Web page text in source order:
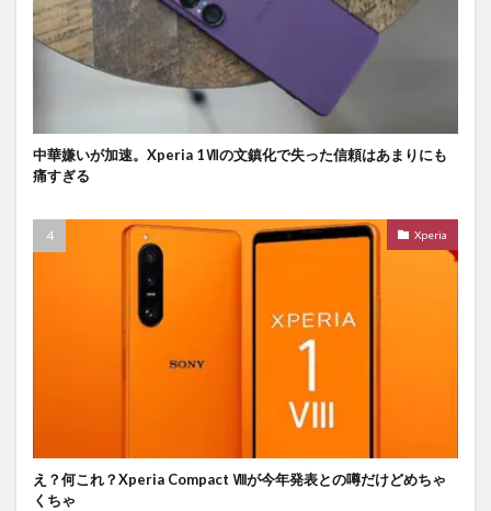
中華嫌いが加速。Xperia 1Ⅶの文鎮化で失った信頼はあまりにも
痛すぎる
Xperia
え？何これ？Xperia Compact Ⅷが今年発表との噂だけどめちゃ
くちゃ